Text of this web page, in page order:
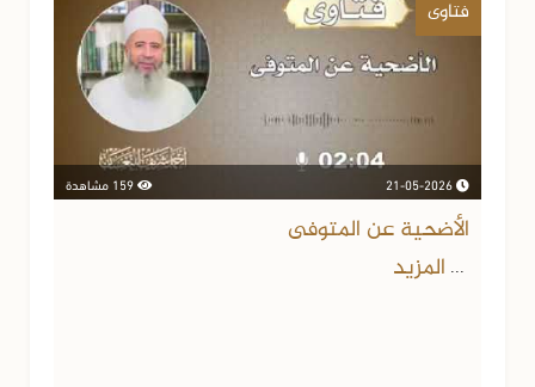
فتاوى
الأضحية عن المتوفى
... المزيد